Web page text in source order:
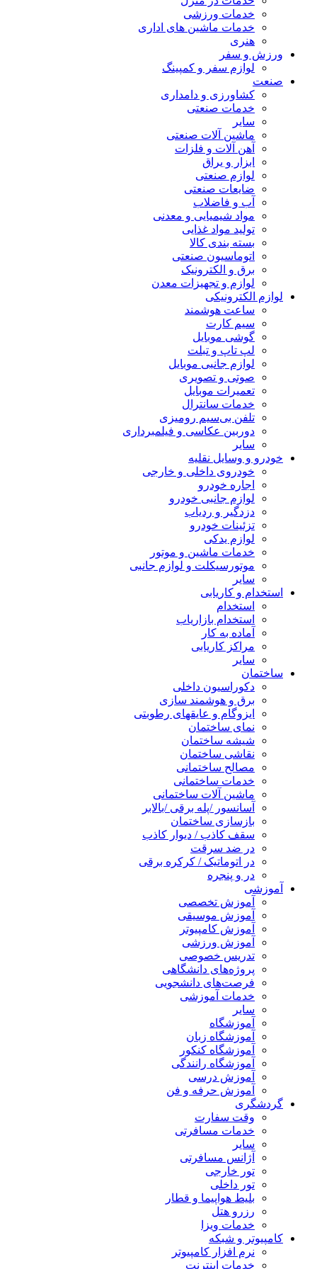
خدمات ورزشی
خدمات ماشین های اداری
و سفر
لوازم سفر و کمپینگ
کشاورزی و دامداری
خدمات صنعتی
ماشین آلات صنعتی
آهن آلات و فلزات
ابزار و یراق
لوازم صنعتی
ضایعات صنعتی
آب و فاضلاب
مواد شیمیایی و معدنی
تولید مواد غذایی
بسته بندی کالا
اتوماسیون صنعتی
برق و الکترونیک
لوازم و تجهیزات معدن
الکترونیکی
ساعت هوشمند
سیم کارت
گوشی موبایل
لپ تاپ و تبلت
لوازم جانبی موبایل
صوتی و تصویری
تعمیرات موبایل
خدمات سانترال
تلفن بی‌سیم رومیزی
دوربین عکاسی و فیلمبرداری
و وسایل نقلیه
خودروی داخلی و خارجی
اجاره خودرو
لوازم جانبی خودرو
دزدگیر و ردیاب
تزئینات خودرو
لوازم یدکی
خدمات ماشین و موتور
موتورسیکلت و لوازم جانبی
و کاریابی
استخدام
استخدام بازاریاب
آماده به کار
مراکز کاریابی
دکوراسیون داخلی
برق و هوشمند سازی
ایزوگام و عایقهای رطوبتی
نمای ساختمان
شیشه ساختمان
نقاشی ساختمان
مصالح ساختمانی
خدمات ساختمانی
ماشین آلات ساختمانی
آسانسور /پله برقی /بالابر
بازسازی ساختمان
سقف کاذب / دیوار کاذب
در ضد سرقت
در اتوماتیک / کرکره برقی
در و پنجره
آموزش تخصصی
آموزش موسیقی
آموزش کامپیوتر
آموزش ورزشی
تدریس خصوصی
پروژه‌های دانشگاهی
فرصت‌های دانشجویی
خدمات آموزشی
آموزشگاه
آموزشگاه زبان
آموزشگاه کنکور
آموزشگاه رانندگی
آموزش درسی
آموزش حرفه و فن
وقت سفارت
خدمات مسافرتی
آژانس مسافرتی
تور خارجی
تور داخلی
بلیط هواپیما و قطار
رزرو هتل
خدمات ویزا
و شبکه
نرم افزار کامپیوتر
خدمات اینترنت